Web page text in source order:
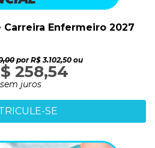
Enfermeiro 2027
por R$ 3.102,50 ou
258,54
sem juros
SE